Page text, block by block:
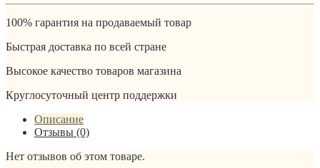
100% гарантия на продаваемый товар
Быстрая доставка по всей стране
Высокое качество товаров магазина
Круглосуточный центр поддержки
Описание
Отзывы (0)
Нет отзывов об этом товаре.